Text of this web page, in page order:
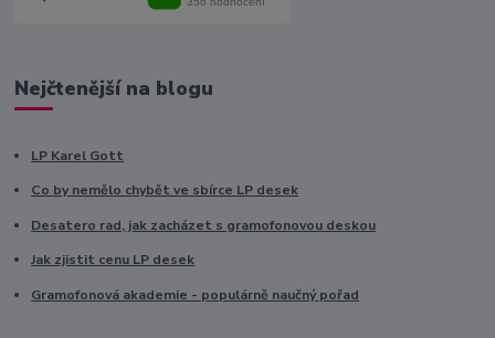
Nejčtenější na blogu
LP Karel Gott
Co by nemělo chybět ve sbírce LP desek
Desatero rad, jak zacházet s gramofonovou deskou
Jak zjistit cenu LP desek
Gramofonová akademie - populárně naučný pořad